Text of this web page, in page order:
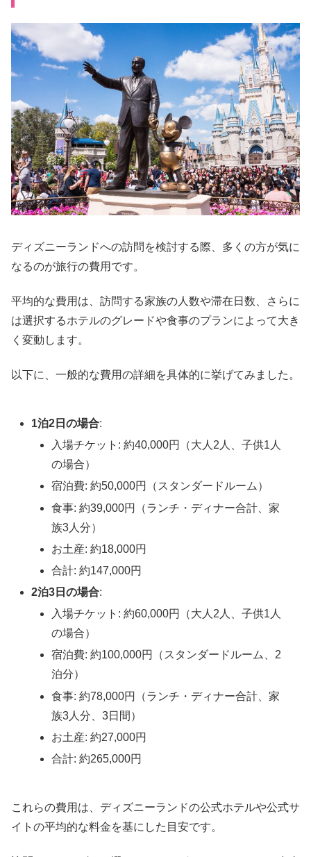
ディズニーランドへの訪問を検討する際、多くの方が気に
なるのが旅行の費用です。
平均的な費用は、訪問する家族の人数や滞在日数、さらに
は選択するホテルのグレードや食事のプランによって大き
く変動します。
以下に、一般的な費用の詳細を具体的に挙げてみました。
1泊2日の場合:
入場チケット: 約40,000円（大人2人、子供1人
の場合）
宿泊費: 約50,000円（スタンダードルーム）
食事: 約39,000円（ランチ・ディナー合計、家
族3人分）
お土産: 約18,000円
合計: 約147,000円
2泊3日の場合:
入場チケット: 約60,000円（大人2人、子供1人
の場合）
宿泊費: 約100,000円（スタンダードルーム、2
泊分）
食事: 約78,000円（ランチ・ディナー合計、家
族3人分、3日間）
お土産: 約27,000円
合計: 約265,000円
これらの費用は、ディズニーランドの公式ホテルや公式サ
イトの平均的な料金を基にした目安です。